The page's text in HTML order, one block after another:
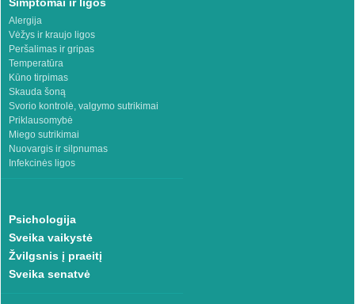
Alergija
Vėžys ir kraujo ligos
Peršalimas ir gripas
Temperatūra
Kūno tirpimas
Skauda šoną
Svorio kontrolė, valgymo sutrikimai
Priklausomybė
Miego sutrikimai
Nuovargis ir silpnumas
Infekcinės ligos
Psichologija
Sveika vaikystė
Žvilgsnis į praeitį
Sveika senatvė